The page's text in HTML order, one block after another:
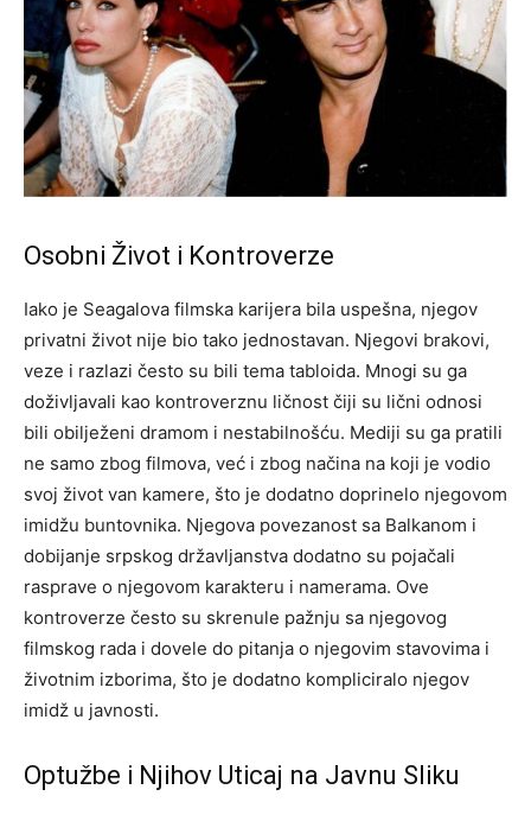
Osobni Život i Kontroverze
Iako je Seagalova filmska karijera bila uspešna, njegov
privatni život nije bio tako jednostavan. Njegovi brakovi,
veze i razlazi često su bili tema tabloida. Mnogi su ga
doživljavali kao kontroverznu ličnost čiji su lični odnosi
bili obilježeni dramom i nestabilnošću. Mediji su ga pratili
ne samo zbog filmova, već i zbog načina na koji je vodio
svoj život van kamere, što je dodatno doprinelo njegovom
imidžu buntovnika. Njegova povezanost sa Balkanom i
dobijanje srpskog državljanstva dodatno su pojačali
rasprave o njegovom karakteru i namerama. Ove
kontroverze često su skrenule pažnju sa njegovog
filmskog rada i dovele do pitanja o njegovim stavovima i
životnim izborima, što je dodatno kompliciralo njegov
imidž u javnosti.
Optužbe i Njihov Uticaj na Javnu Sliku